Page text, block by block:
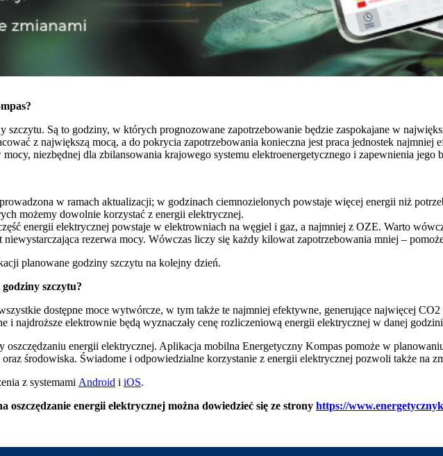
szczytu. Są to godziny, w których prognozowane zapotrzebowanie będzie zaspokajane w
z największą mocą, a do pokrycia zapotrzebowania konieczna jest praca jednostek
niezbędnej dla zbilansowania krajowego systemu elektroenergetycznego i zapewnienia jego
w ramach aktualizacji; w godzinach ciemnozielonych powstaje więcej energii niż
możemy dowolnie korzystać z energii elektrycznej.
energii elektrycznej powstaje w elektrowniach na węgiel i gaz, a najmniej z OZE. Warto
rezerwa mocy. Wówczas liczy się każdy kilowat zapotrzebowania mniej –
planowane godziny szczytu na kolejny dzień.
szczytu?
dostępne moce wytwórcze, w tym także te najmniej efektywne, generujące najwięcej
i najdroższe elektrownie będą wyznaczały cenę rozliczeniową energii elektrycznej w danej
oszczędzaniu energii elektrycznej. Aplikacja mobilna Energetyczny Kompas pomoże w
środowiska. Świadome i odpowiedzialne korzystanie z energii elektrycznej pozwoli także na
z systemami Android i iOS.
energii elektrycznej można dowiedzieć się ze strony https://